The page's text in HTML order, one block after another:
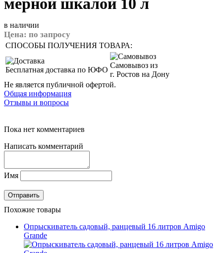
в наличии
Цена: по запросу
СПОСОБЫ ПОЛУЧЕНИЯ ТОВАРА:
Бесплатная доставка по ЮФО
Самовывоз из
г. Ростов на Дону
Не является публичной офертой.
Общая информация
Отзывы и вопросы
Пока нет комментариев
Написать комментарий
Имя
Похожие товары
Опрыскиватель садовый, ранцевый 16 литров Amigo
Grande